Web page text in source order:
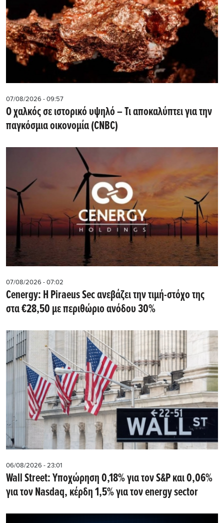
07/08/2026 - 09:57
Ο χαλκός σε ιστορικό υψηλό – Τι αποκαλύπτει για την
παγκόσμια οικονομία (CNBC)
07/08/2026 - 07:02
Cenergy: Η Piraeus Sec ανεβάζει την τιμή-στόχο της
στα €28,50 με περιθώριο ανόδου 30%
06/08/2026 - 23:01
Wall Street: Υποχώρηση 0,18% για τον S&P και 0,06%
για τον Nasdaq, κέρδη 1,5% για τον energy sector